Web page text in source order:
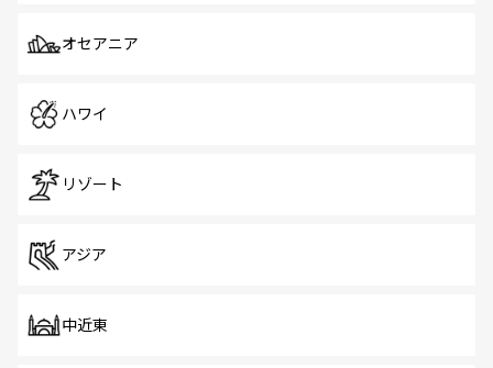
オセアニア
ハワイ
リゾート
アジア
中近東